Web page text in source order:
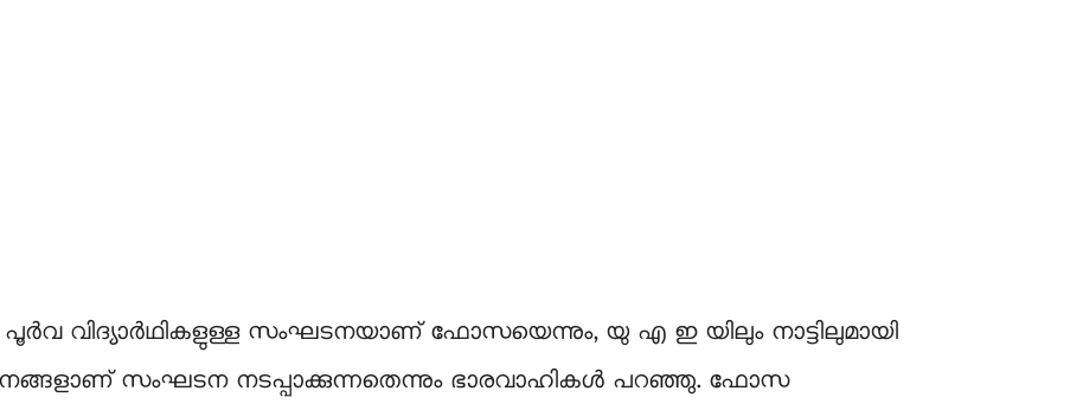
വിദ്യാർഥികളുള്ള സംഘടനയാണ്​ ഫോസയെന്നും, യു എ ഇ യിലും നാട്ടിലുമായി
സംഘടന നടപ്പാക്കുന്നതെന്നും ഭാരവാഹികൾ പറഞ്ഞു. ഫോസ